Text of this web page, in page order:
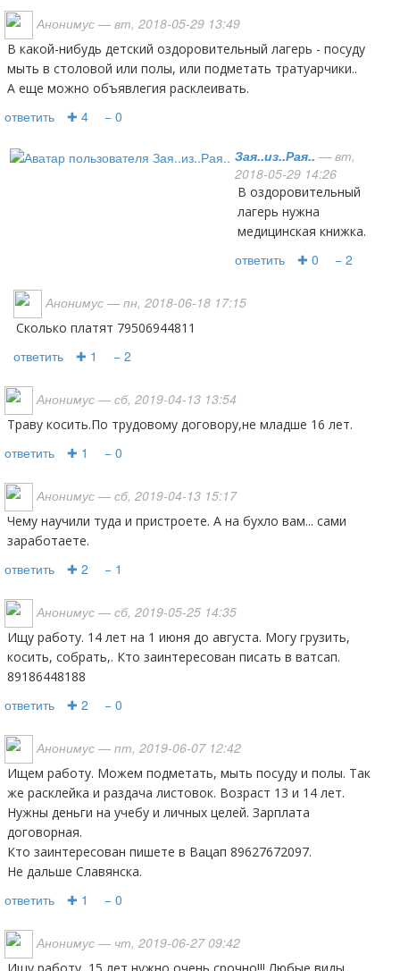
Анонимус — вт, 2018-05-29 13:49
В какой-нибудь детский оздоровительный лагерь - посуду
мыть в столовой или полы, или подметать тратуарчики..
А еще можно объявлегия расклеивать.
ответить ✚ 4 − 0
Зая..из..Рая.. — вт,
2018-05-29 14:26
В оздоровительный
лагерь нужна
медицинская книжка.
ответить ✚ 0 − 2
Анонимус — пн, 2018-06-18 17:15
Сколько платят 79506944811
ответить ✚ 1 − 2
Анонимус — сб, 2019-04-13 13:54
Траву косить.По трудовому договору,не младше 16 лет.
ответить ✚ 1 − 0
Анонимус — сб, 2019-04-13 15:17
Чему научили туда и пристроете. А на бухло вам... сами
заработаете.
ответить ✚ 2 − 1
Анонимус — сб, 2019-05-25 14:35
Ищу работу. 14 лет на 1 июня до августа. Могу грузить,
косить, собрать,. Кто заинтересован писать в ватсап.
89186448188
ответить ✚ 2 − 0
Анонимус — пт, 2019-06-07 12:42
Ищем работу. Можем подметать, мыть посуду и полы. Так
же расклейка и раздача листовок. Возраст 13 и 14 лет.
Нужны деньги на учебу и личных целей. Зарплата
договорная.
Кто заинтересован пишете в Вацап 89627672097.
Не дальше Славянска.
ответить ✚ 1 − 0
Анонимус — чт, 2019-06-27 09:42